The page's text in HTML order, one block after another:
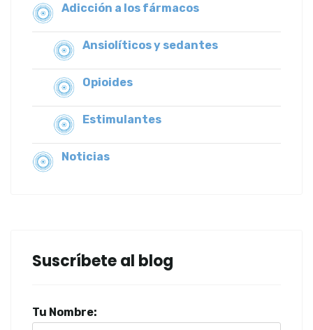
Adicción a los fármacos
Ansiolíticos y sedantes
Opioides
Estimulantes
Noticias
Suscríbete al blog
Tu Nombre: